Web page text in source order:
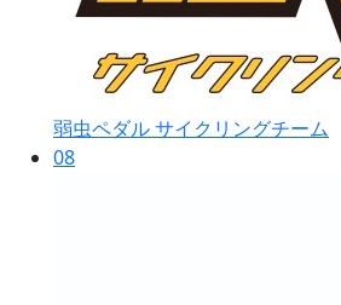
弱虫ペダル サイクリングチーム
08